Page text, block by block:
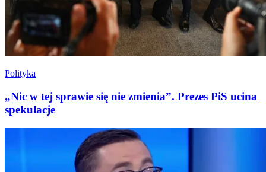
Polityka
„Nic w tej sprawie się nie zmienia”. Prezes PiS ucina
spekulacje